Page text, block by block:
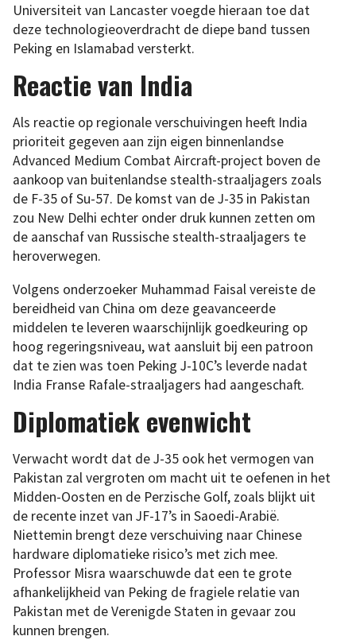
Universiteit van Lancaster voegde hieraan toe dat
deze technologieoverdracht de diepe band tussen
Peking en Islamabad versterkt.
Reactie van India
Als reactie op regionale verschuivingen heeft India
prioriteit gegeven aan zijn eigen binnenlandse
Advanced Medium Combat Aircraft-project boven de
aankoop van buitenlandse stealth-straaljagers zoals
de F-35 of Su-57. De komst van de J-35 in Pakistan
zou New Delhi echter onder druk kunnen zetten om
de aanschaf van Russische stealth-straaljagers te
heroverwegen.
Volgens onderzoeker Muhammad Faisal vereiste de
bereidheid van China om deze geavanceerde
middelen te leveren waarschijnlijk goedkeuring op
hoog regeringsniveau, wat aansluit bij een patroon
dat te zien was toen Peking J-10C’s leverde nadat
India Franse Rafale-straaljagers had aangeschaft.
Diplomatiek evenwicht
Verwacht wordt dat de J-35 ook het vermogen van
Pakistan zal vergroten om macht uit te oefenen in het
Midden-Oosten en de Perzische Golf, zoals blijkt uit
de recente inzet van JF-17’s in Saoedi-Arabië.
Niettemin brengt deze verschuiving naar Chinese
hardware diplomatieke risico’s met zich mee.
Professor Misra waarschuwde dat een te grote
afhankelijkheid van Peking de fragiele relatie van
Pakistan met de Verenigde Staten in gevaar zou
kunnen brengen.